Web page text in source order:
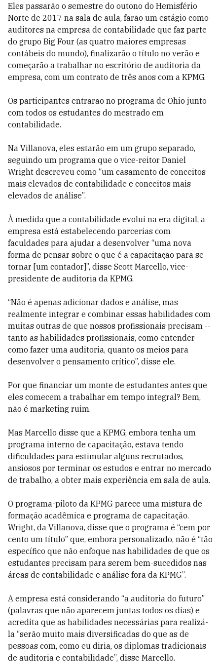
Eles passarão o semestre do outono do Hemisfério
Norte de 2017 na sala de aula, farão um estágio como
auditores na empresa de contabilidade que faz parte
do grupo Big Four (as quatro maiores empresas
contábeis do mundo), finalizarão o título no verão e
começarão a trabalhar no escritório de auditoria da
empresa, com um contrato de três anos com a KPMG.
Os participantes entrarão no programa de Ohio junto
com todos os estudantes do mestrado em
contabilidade.
Na Villanova, eles estarão em um grupo separado,
seguindo um programa que o vice-reitor Daniel
Wright descreveu como “um casamento de conceitos
mais elevados de contabilidade e conceitos mais
elevados de análise”.
À medida que a contabilidade evolui na era digital, a
empresa está estabelecendo parcerias com
faculdades para ajudar a desenvolver “uma nova
forma de pensar sobre o que é a capacitação para se
tornar [um contador]”, disse Scott Marcello, vice-
presidente de auditoria da KPMG.
“Não é apenas adicionar dados e análise, mas
realmente integrar e combinar essas habilidades com
muitas outras de que nossos profissionais precisam --
tanto as habilidades profissionais, como entender
como fazer uma auditoria, quanto os meios para
desenvolver o pensamento crítico”, disse ele.
Por que financiar um monte de estudantes antes que
eles comecem a trabalhar em tempo integral? Bem,
não é marketing ruim.
Mas Marcello disse que a KPMG, embora tenha um
programa interno de capacitação, estava tendo
dificuldades para estimular alguns recrutados,
ansiosos por terminar os estudos e entrar no mercado
de trabalho, a obter mais experiência em sala de aula.
O programa-piloto da KPMG parece uma mistura de
formação acadêmica e programa de capacitação.
Wright, da Villanova, disse que o programa é “cem por
cento um título” que, embora personalizado, não é “tão
específico que não enfoque nas habilidades de que os
estudantes precisam para serem bem-sucedidos nas
áreas de contabilidade e análise fora da KPMG”.
A empresa está considerando “a auditoria do futuro”
(palavras que não aparecem juntas todos os dias) e
acredita que as habilidades necessárias para realizá-
la “serão muito mais diversificadas do que as de
pessoas com, como eu diria, os diplomas tradicionais
de auditoria e contabilidade”, disse Marcello.